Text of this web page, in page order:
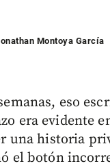
Montoya García
eso
era evidente
una historia
el botón